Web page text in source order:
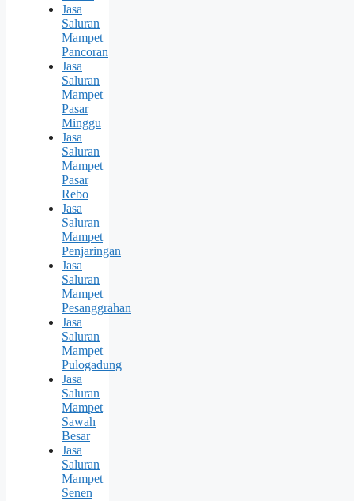
Jasa
Saluran
Mampet
Pancoran
Jasa
Saluran
Mampet
Pasar
Minggu
Jasa
Saluran
Mampet
Pasar
Rebo
Jasa
Saluran
Mampet
Penjaringan
Jasa
Saluran
Mampet
Pesanggrahan
Jasa
Saluran
Mampet
Pulogadung
Jasa
Saluran
Mampet
Sawah
Besar
Jasa
Saluran
Mampet
Senen